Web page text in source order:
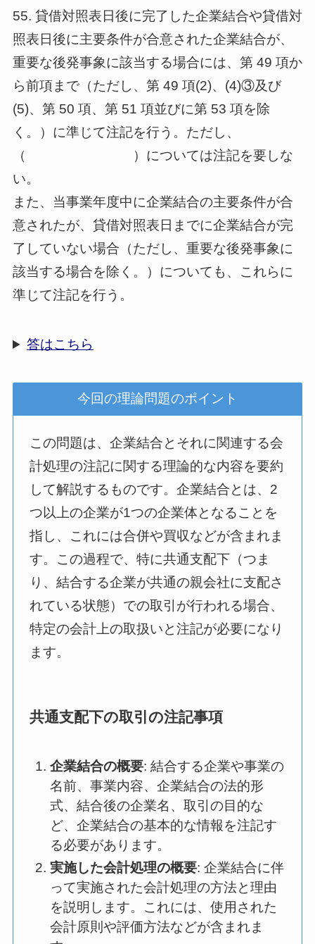
55. 貸借対照表日後に完了した企業結合や貸借対
照表日後に主要条件が合意された企業結合が、
重要な後発事象に該当する場合には、第 49 項か
ら前項まで（ただし、第 49 項(2)、(4)③及び
(5)、第 50 項、第 51 項並びに第 53 項を除
く。）に準じて注記を行う。ただし、
（ ）については注記を要しな
い。
また、当事業年度中に企業結合の主要条件が合
意されたが、貸借対照表日までに企業結合が完
了していない場合（ただし、重要な後発事象に
該当する場合を除く。）についても、これらに
準じて注記を行う。
答はこちら
今回の理論問題のポイント
この問題は、企業結合とそれに関連する会
計処理の注記に関する理論的な内容を要約
して解説するものです。企業結合とは、2
つ以上の企業が1つの企業体となることを
指し、これには合併や買収などが含まれま
す。この過程で、特に共通支配下（つま
り、結合する企業が共通の親会社に支配さ
れている状態）での取引が行われる場合、
特定の会計上の取扱いと注記が必要になり
ます。
共通支配下の取引の注記事項
企業結合の概要: 結合する企業や事業の
名前、事業内容、企業結合の法的形
式、結合後の企業名、取引の目的な
ど、企業結合の基本的な情報を注記す
る必要があります。
実施した会計処理の概要: 企業結合に伴
って実施された会計処理の方法と理由
を説明します。これには、使用された
会計原則や評価方法などが含まれま